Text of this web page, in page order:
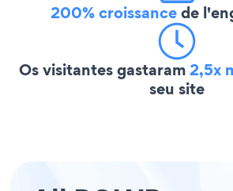
200% croissancede
Os visitantes gastaram2,5x
seu site